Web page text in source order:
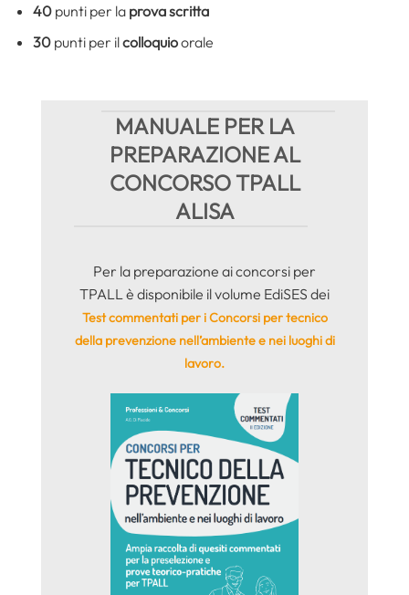
40punti per la prova scritta
30punti per ilcolloquioorale
MANUALE PER LA
PREPARAZIONE AL
CONCORSO TPALL
ALISA
Per la preparazione ai concorsi per
TPALL è disponibile il volume EdiSES dei
Test commentati per i Concorsi per tecnico
della prevenzione nell’ambiente e nei luoghi di
lavoro.